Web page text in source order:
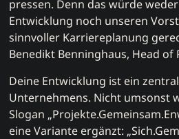
pressen. Denn das würde
Entwicklung noch unseren
sinnvoller Karriereplanung
Benedikt Benninghaus, Head of
Deine Entwicklung ist ein
Unternehmens. Nicht umsonst
Slogan
eine Variante ergänzt: